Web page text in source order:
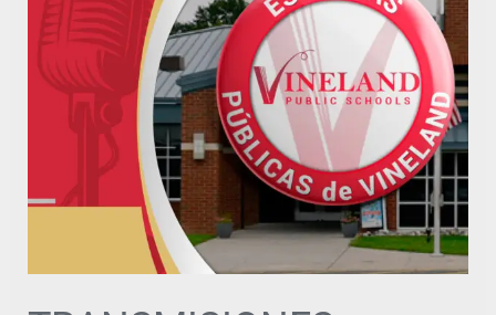
Escuelas
Publicas
de
Vineland-